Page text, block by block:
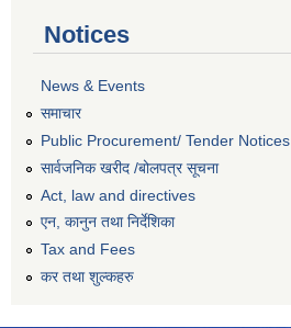
Notices
News & Events
समाचार
Public Procurement/ Tender Notices
सार्वजनिक खरीद /बोलपत्र सूचना
Act, law and directives
एन, कानुन तथा निर्देशिका
Tax and Fees
कर तथा शुल्कहरु